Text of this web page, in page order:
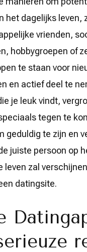
het dagelijks leven,
vrienden,
hobbygroepen of
te staan voor
en actief deel te
je leuk vindt,
tegen te
geduldig te zijn en
juiste persoon op
leven zal
datingsite.